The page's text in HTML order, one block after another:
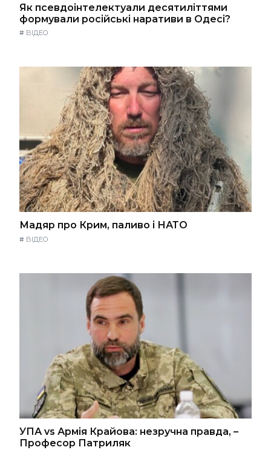
Як псевдоінтелектуали десятиліттями
формували російські наративи в Одесі?
# ВІДЕО
Мадяр про Крим, паливо і НАТО
# ВІДЕО
УПА vs Армія Крайова: незручна правда, –
Професор Патриляк